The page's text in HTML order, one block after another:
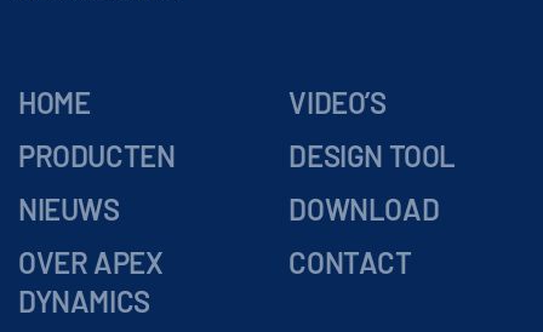
HOME
PRODUCTEN
NIEUWS
OVER APEX
DYNAMICS
VIDEO’S
DESIGN TOOL
DOWNLOAD
CONTACT